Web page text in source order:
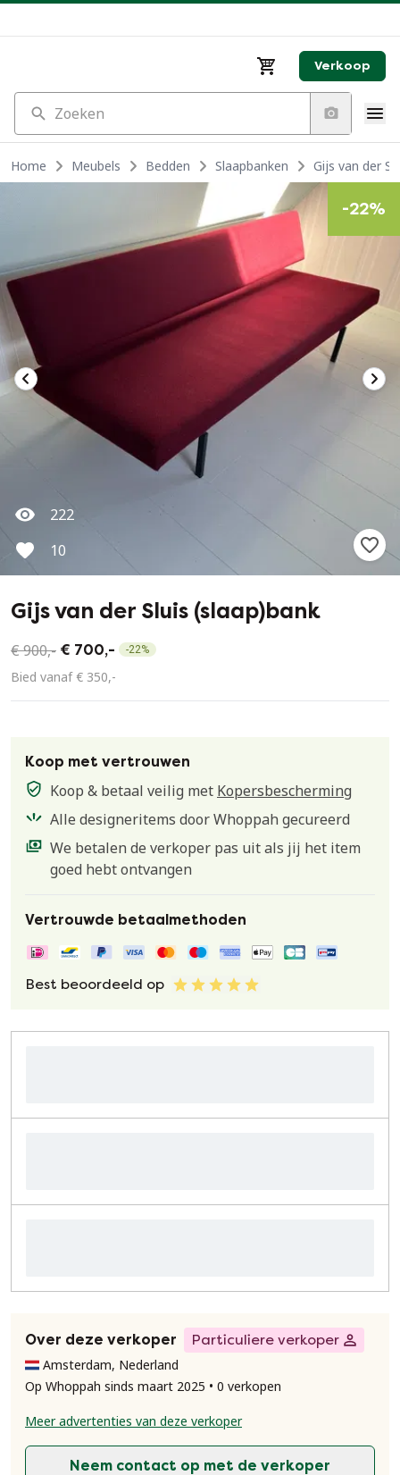
Verkoop
Zoeken
Home Meubels Bedden Slaapbanken Gijs van der
222
10
-22%
Gijs van der Sluis (slaap)bank
€ 900,- € 700,- -22%
Bied vanaf € 350,-
Koop met vertrouwen
Koop & betaal veilig met Kopersbescherming
Alle designeritems door Whoppah gecureerd
We betalen de verkoper pas uit als jij het item
goed hebt ontvangen
Vertrouwde betaalmethoden
Best beoordeeld op
Over deze verkoper
Particuliere verkoper
Amsterdam, Nederland
Op Whoppah sinds maart 2025 • 0 verkopen
Meer advertenties van deze verkoper
Neem contact op met de verkoper